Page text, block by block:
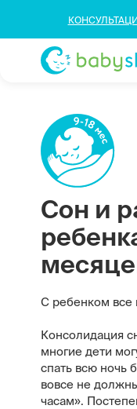
Сон и
С ребенком все
Консолидация
многие дети
спать всю ночь
вовсе не
часам».